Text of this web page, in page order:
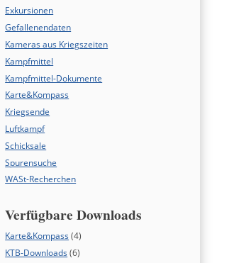
Exkursionen
Gefallenendaten
Kameras aus Kriegszeiten
Kampfmittel
Kampfmittel-Dokumente
Karte&Kompass
Kriegsende
Luftkampf
Schicksale
Spurensuche
WASt-Recherchen
Verfügbare Downloads
Karte&Kompass (4)
KTB-Downloads (6)